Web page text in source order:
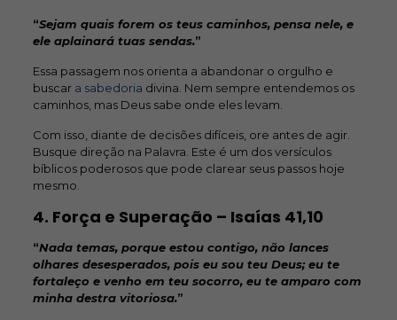
“Sejam quais forem os teus caminhos, pensa nele, e
ele aplainará tuas sendas.”
Essa passagem nos orienta a abandonar o orgulho e
buscar a sabedoria divina. Nem sempre entendemos os
caminhos, mas Deus sabe onde eles levam.
Com isso, diante de decisões difíceis, ore antes de agir.
Busque direção na Palavra. Este é um dos versículos
bíblicos poderosos que pode clarear seus passos hoje
mesmo.
4. Força e Superação – Isaías 41,10
“Nada temas, porque estou contigo, não lances
olhares desesperados, pois eu sou teu Deus; eu te
fortaleço e venho em teu socorro, eu te amparo com
minha destra vitoriosa.”